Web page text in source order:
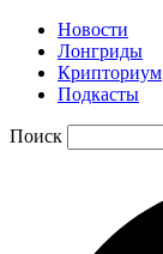
Новости
Лонгриды
Крипториум
Подкасты
Поиск